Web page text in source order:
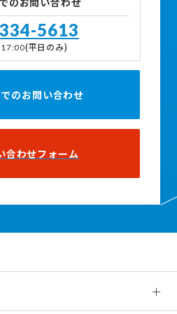
5613
(平日のみ)
のお問い合わせ
合わせフォーム